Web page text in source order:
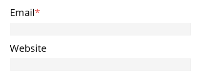
Email*
Website